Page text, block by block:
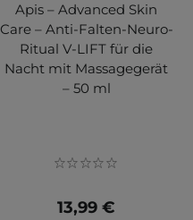
Apis – Advanced Skin
Care – Anti-Falten-Neuro-
Ritual V-LIFT für die
Nacht mit Massagegerät
– 50 ml
13,99 €